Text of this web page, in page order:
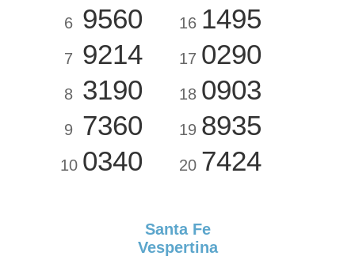
6 9560
7 9214
8 3190
9 7360
10 0340
16 1495
17 0290
18 0903
19 8935
20 7424
Santa Fe
Vespertina